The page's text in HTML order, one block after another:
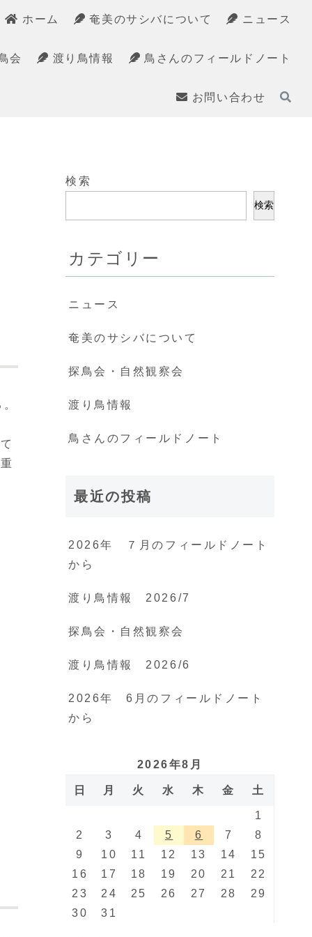
ホーム 奄美のサシバについて ニュース
会 渡り鳥情報 鳥さんのフィールドノート
お問い合わせ
検索
検索
カテゴリー
ニュース
奄美のサシバについて
探鳥会・自然観察会
渡り鳥情報
鳥さんのフィールドノート
最近の投稿
2026年 ７月のフィールドノート
から
渡り鳥情報 2026/7
探鳥会・自然観察会
渡り鳥情報 2026/6
2026年 6月のフィールドノート
から
2026年8月
日 月 火 水 木 金 土
1
2
3 4 5 6 7
8
9
10 11 12 13 14
15
16
17 18 19 20 21
22
23
24 25 26 27 28
29
30
31